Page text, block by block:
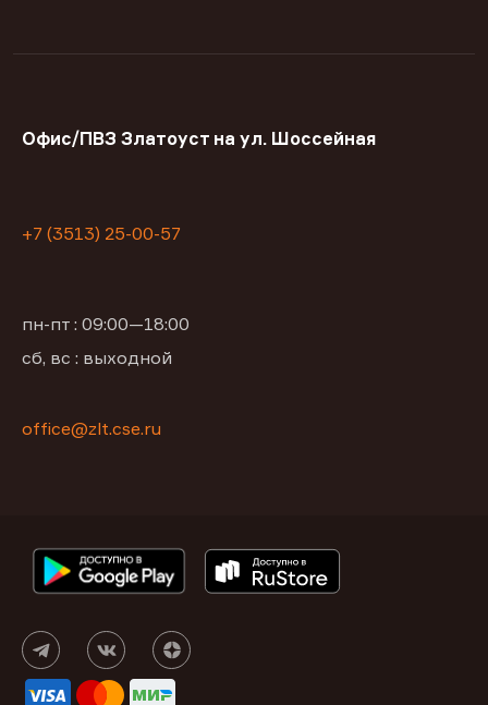
Офис/ПВЗ Златоуст на ул. Шоссейная
+7 (3513) 25-00-57
пн-пт : 09:00—18:00
сб, вс : выходной
office@zlt.cse.ru